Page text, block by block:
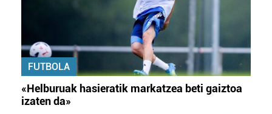
FUTBOLA
«Helburuak hasieratik markatzea beti gaiztoa
izaten da»